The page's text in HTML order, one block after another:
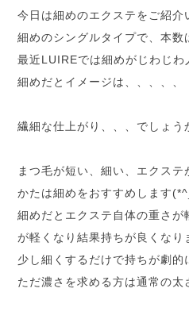
今日は細めのエクステをご紹介
細めのシングルタイプで、本数
最近LUIREでは細めがじわじ
細めだとイメージは、、、、、
繊細な仕上がり、、、でしょう
まつ毛が短い、細い、エクステ
かたは細めをおすすめします
細めだとエクステ自体の重さが
が軽くなり結果持ちが良くなり
少し細くするだけで持ちが劇的
ただ濃さを求める方は通常の太